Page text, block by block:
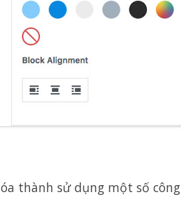
thành sử dụng một số công